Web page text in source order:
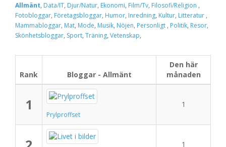
Allmänt, Data/IT, Djur/Natur, Ekonomi, Film/Tv, Filosofi/Religion ,
Fotobloggar, Företagsbloggar, Humor, Inredning, Kultur, Litteratur ,
Mammabloggar, Mat, Mode, Musik, Nöjen, Personligt , Politik, Resor,
Skönhetsbloggar, Sport, Träning, Vetenskap,
Rank Bloggar - Allmänt
Den här
månaden
1
Prylproffset
1
1